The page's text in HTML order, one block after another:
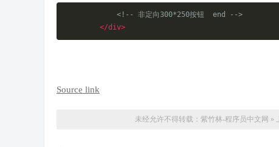
<!-- 非定向300*250按钮  end -->
</div>
Source link
未经允许不得转载： 紫竹林-程序员中文网 »